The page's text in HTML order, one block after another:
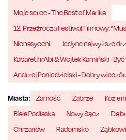
Moje serce - The Best of Marika
12. Przeźrocza Festiwal Filmowy:
Nienasyceni
Jedyne najwyższe
Kabaret hrAbi & Wojtek Kamiński -
Andrzej Poniedzielski - Dobry
Miasta: Zamość Zabrze
Biała Podlaska
Nowy Sącz
Chrzanów
Radomsko